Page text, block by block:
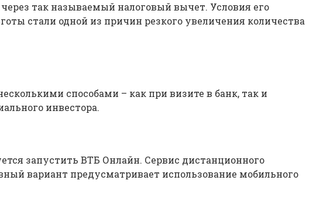
так называемый налоговый вычет. Условия его
стали одной из причин резкого увеличения количества
способами – как при визите в банк, так и
инвестора.
запустить ВТБ Онлайн. Сервис дистанционного
вариант предусматривает использование мобильного